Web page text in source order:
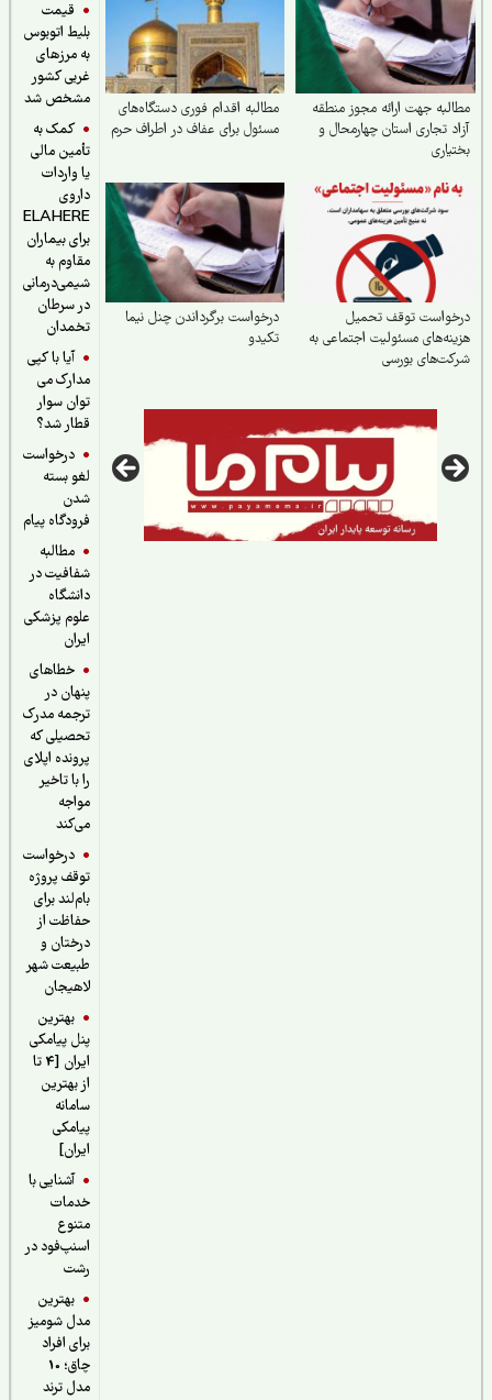
قیمت
بلیط اتوبوس
به مرزهای
غربی کشور
مشخص شد
کمک به
تأمین مالی
یا واردات
داروی
ELAHERE
برای بیماران
مقاوم به
شیمی‌درمانی
در سرطان
تخمدان
آیا با کپی
مدارک می
توان سوار
قطار شد؟
درخواست
لغو بسته
فرودگاه پیام
مطالبه
شفافیت در
دانشگاه
علوم پزشکی
خطاهای
پنهان در
ترجمه مدرک
تحصیلی که
پرونده اپلای
را با تاخیر
درخواست
توقف پروژه
بام‌لند برای
حفاظت از
درختان و
طبیعت شهر
لاهیجان
بهترین
پنل پیامکی
ایران [4 تا
از بهترین
سامانه
پیامکی
آشنایی با
خدمات
اسنپ‌فود در
بهترین
مدل شومیز
برای افراد
چاق؛ 10
مدل ترند
جهت ارائه مجوز منطقه
تجاری استان چهارمحال و
مطالبه اقدام فوری دستگاه‌های
مسئول برای عفاف در اطراف حرم
توقف تحمیل
مسئولیت اجتماعی به
بورسی
درخواست برگرداندن چنل نیما
تکیدو